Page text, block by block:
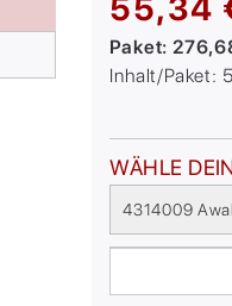
Paket:
Inhalt/Paket: 5
WÄHLE
4314009